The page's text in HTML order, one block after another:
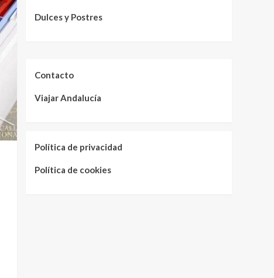
Dulces y Postres
Contacto
Viajar Andalucía
Política de privacidad
Política de cookies